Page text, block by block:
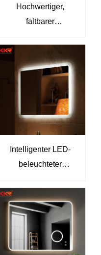
Hochwertiger,
faltbarer
Badezimmer – leicht,
einfach zu verstauen,
ideal für kleine
Badezimmer.
Intelligenter LED-
beleuchteter
Touchscreen-
Schminkspiegel
KKR-8026